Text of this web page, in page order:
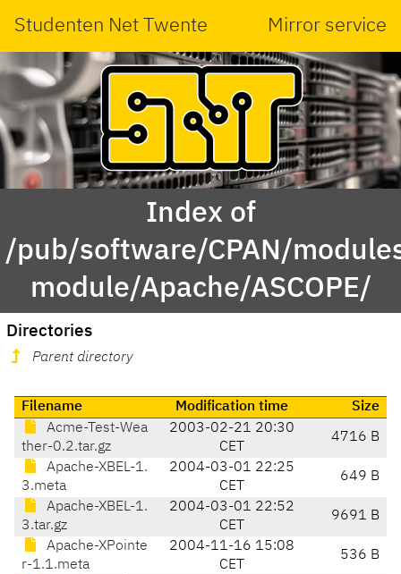
Studenten Net Twente Mirror service
Index of
/pub/software/CPAN/
module/Apache/ASCOPE/
Directories
Parent directory
Filename Modification time
Size
Acme-Test-Wea
ther-0.2.tar.gz
2003-02-21 20:30
CET
4716 B
Apache-XBEL-1.
3.meta
2004-03-01 22:25
CET
649 B
Apache-XBEL-1.
3.tar.gz
2004-03-01 22:52
CET
9691 B
Apache-XPointe
r-1.1.meta
2004-11-16 15:08
CET
536 B